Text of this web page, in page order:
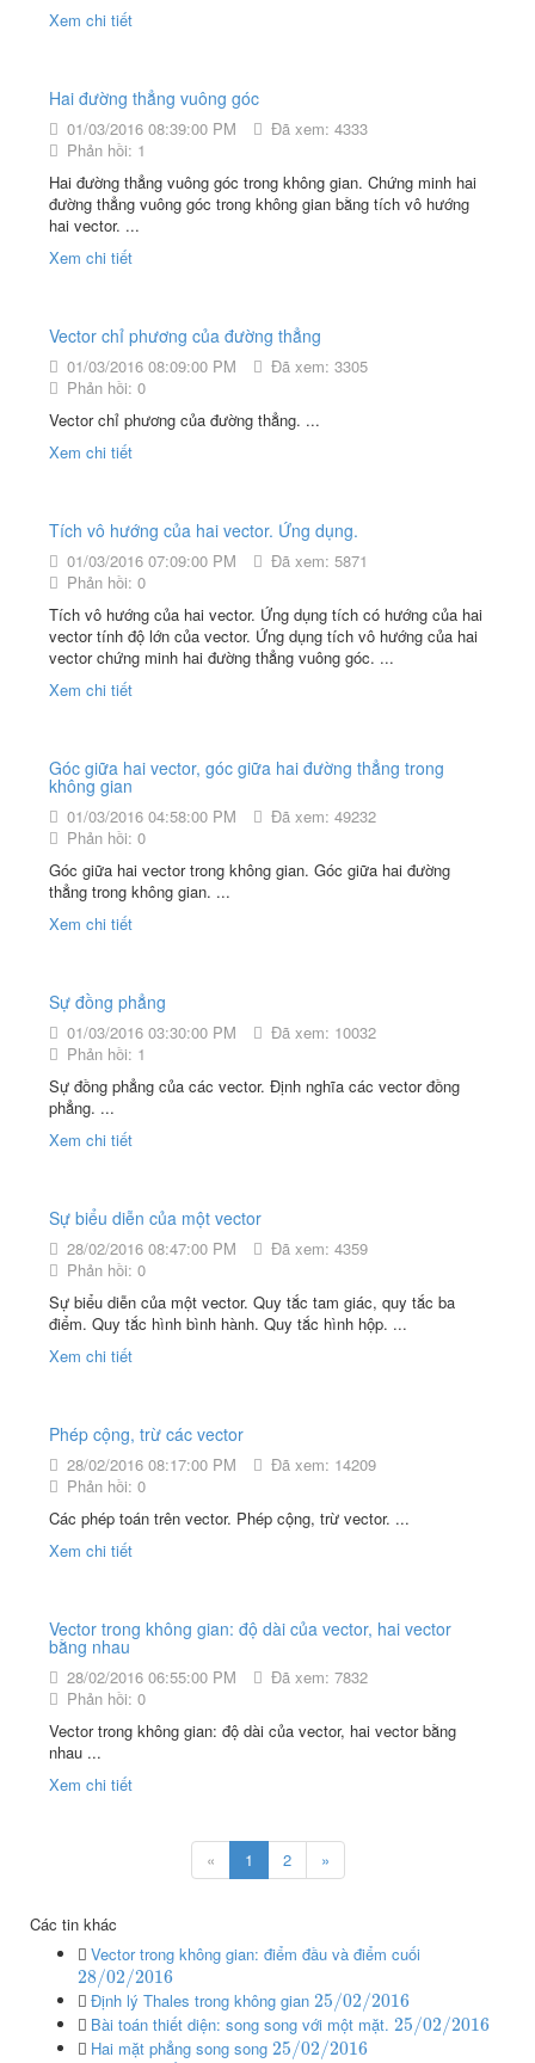
Xem chi tiết
Hai đường thẳng vuông góc
01/03/2016 08:39:00 PM
Đã xem: 4333
Phản hồi: 1
Hai đường thẳng vuông góc trong không gian. Chứng minh hai
đường thẳng vuông góc trong không gian bằng tích vô hướng
hai vector. ...
Xem chi tiết
Vector chỉ phương của đường thẳng
01/03/2016 08:09:00 PM
Đã xem: 3305
Phản hồi: 0
Vector chỉ phương của đường thẳng. ...
Xem chi tiết
Tích vô hướng của hai vector. Ứng dụng.
01/03/2016 07:09:00 PM
Đã xem: 5871
Phản hồi: 0
Tích vô hướng của hai vector. Ứng dụng tích có hướng của hai
vector tính độ lớn của vector. Ứng dụng tích vô hướng của hai
vector chứng minh hai đường thẳng vuông góc. ...
Xem chi tiết
Góc giữa hai vector, góc giữa hai đường thẳng trong
không gian
01/03/2016 04:58:00 PM
Đã xem: 49232
Phản hồi: 0
Góc giữa hai vector trong không gian. Góc giữa hai đường
thẳng trong không gian. ...
Xem chi tiết
Sự đồng phẳng
01/03/2016 03:30:00 PM
Đã xem: 10032
Phản hồi: 1
Sự đồng phẳng của các vector. Định nghĩa các vector đồng
phẳng. ...
Xem chi tiết
Sự biểu diễn của một vector
28/02/2016 08:47:00 PM
Đã xem: 4359
Phản hồi: 0
Sự biểu diễn của một vector. Quy tắc tam giác, quy tắc ba
điểm. Quy tắc hình bình hành. Quy tắc hình hộp. ...
Xem chi tiết
Phép cộng, trừ các vector
28/02/2016 08:17:00 PM
Đã xem: 14209
Phản hồi: 0
Các phép toán trên vector. Phép cộng, trừ vector. ...
Xem chi tiết
Vector trong không gian: độ dài của vector, hai vector
bằng nhau
28/02/2016 06:55:00 PM
Đã xem: 7832
Phản hồi: 0
Vector trong không gian: độ dài của vector, hai vector bằng
nhau ...
Xem chi tiết
« 1 2 »
Các tin khác
Vector trong không gian: điểm đầu và điểm cuối
28/02/2016
Định lý Thales trong không gian 25/02/2016
Bài toán thiết diện: song song với một mặt. 25/02/2016
Hai mặt phẳng song song 25/02/2016